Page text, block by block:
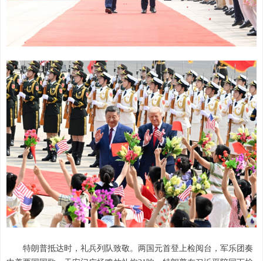
特朗普抵达时，礼兵列队致敬。两国元首登上检阅台，军乐团奏